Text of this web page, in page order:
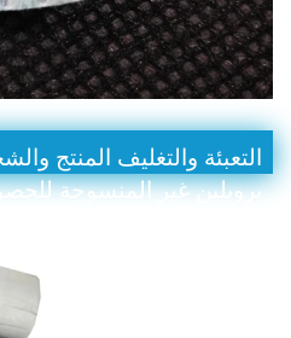
بروبلين غير المنسوجة